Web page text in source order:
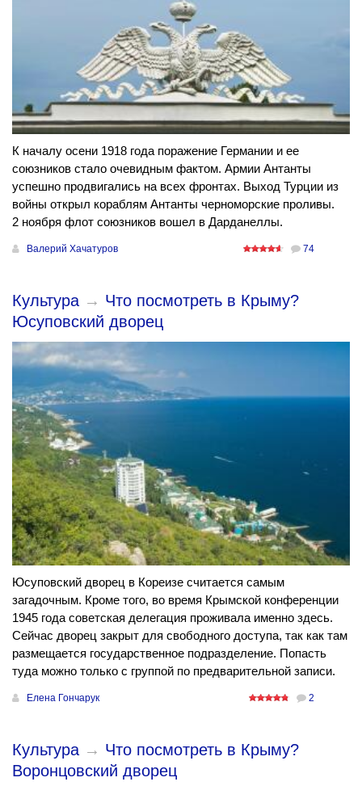
К началу осени 1918 года поражение Германии и ее
союзников стало очевидным фактом. Армии Антанты
успешно продвигались на всех фронтах. Выход Турции из
войны открыл кораблям Антанты черноморские проливы.
2 ноября флот союзников вошел в Дарданеллы.
Валерий Хачатуров 74
Культура → Что посмотреть в Крыму?
Юсуповский дворец
Юсуповский дворец в Кореизе считается самым
загадочным. Кроме того, во время Крымской конференции
1945 года советская делегация проживала именно здесь.
Сейчас дворец закрыт для свободного доступа, так как там
размещается государственное подразделение. Попасть
туда можно только с группой по предварительной записи.
Елена Гончарук 2
Культура → Что посмотреть в Крыму?
Воронцовский дворец